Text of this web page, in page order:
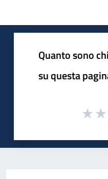
Quanto sono
su questa